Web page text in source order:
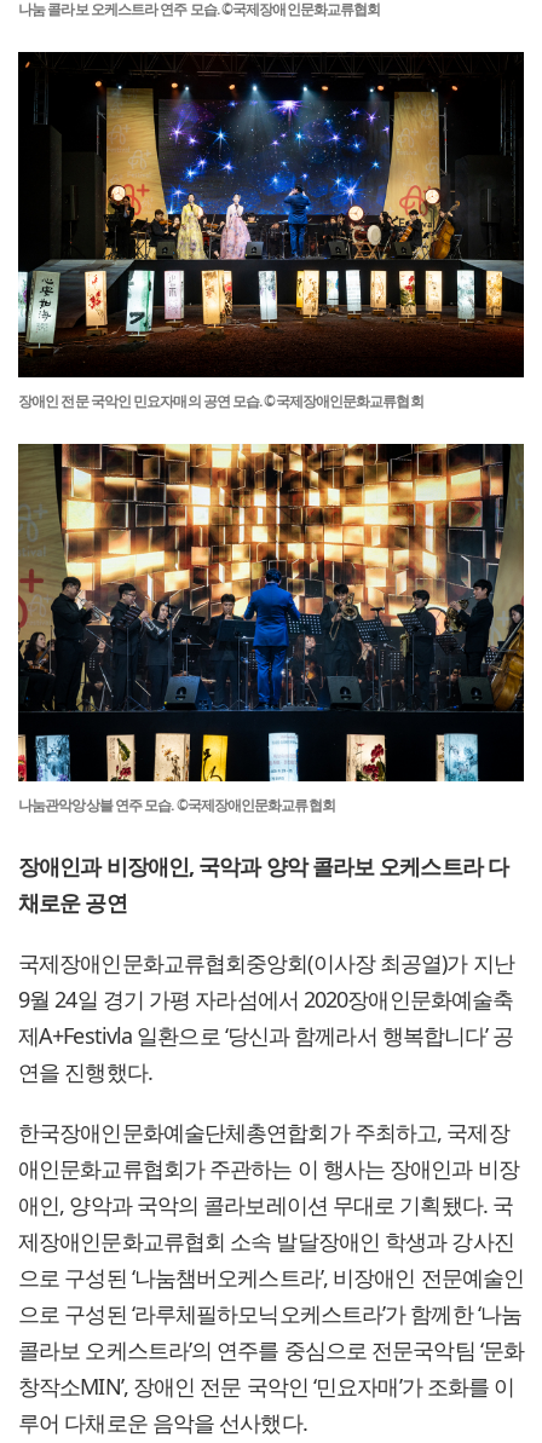
나눔 콜라보 오케스트라 연주 모습. ©국제장애인문화교류협회
장애인 전문 국악인 민요자매의 공연 모습. ©국제장애인문화교류협회
나눔관악앙상블 연주 모습. ©국제장애인문화교류협회
장애인과 비장애인, 국악과 양악 콜라보 오케스트라 다
채로운 공연
국제장애인문화교류협회중앙회(이사장 최공열)가 지난
9월 24일 경기 가평 자라섬에서 2020장애인문화예술축
제A+Festivla 일환으로 ‘당신과 함께라서 행복합니다’ 공
연을 진행했다.
한국장애인문화예술단체총연합회가 주최하고, 국제장
애인문화교류협회가 주관하는 이 행사는 장애인과 비장
애인, 양악과 국악의 콜라보레이션 무대로 기획됐다. 국
제장애인문화교류협회 소속 발달장애인 학생과 강사진
으로 구성된 ‘나눔챔버오케스트라’, 비장애인 전문예술인
으로 구성된 ‘라루체필하모닉오케스트라’가 함께한 ‘나눔
콜라보 오케스트라’의 연주를 중심으로 전문국악팀 ‘문화
창작소MIN’, 장애인 전문 국악인 ‘민요자매’가 조화를 이
루어 다채로운 음악을 선사했다.